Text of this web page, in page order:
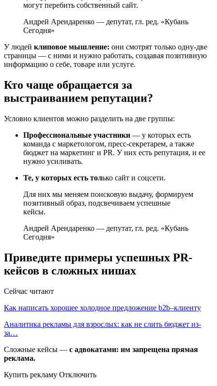
могут перебить собственный сайт.
Андрей Арендаренко — депутат, гл. ред. «Кубань
Сегодня»
У людей клиповое мышление: они смотрят только одну-две
страницы — с ними и нужно работать, создавая позитивную
информацию о себе, товаре или услуге.
Кто чаще обращается за
выстраиванием репутации?
Условно клиентов можно разделить на две группы:
Профессиональные участники — у которых есть
команда с маркетологом, пресс-секретарем, а также
бюджет на маркетинг и PR. У них есть репутация, и ее
нужно усиливать.
Те, у которых есть только сайт и соцсети.
Для них мы меняем поисковую выдачу, формируем
позитивный образ, подсвечиваем успешные
кейсы.
Андрей Арендаренко — депутат, гл. ред. «Кубань
Сегодня»
Приведите примеры успешных PR-
кейсов в сложных нишах
Сейчас читают
Как написать хорошее холодное предложение b2b–клиенту
Аналитика рекламы для взрослых: как не слить бюджет из-
за…
Сложные кейсы — с адвокатами: им запрещена прямая
реклама.
Купить рекламу Отключить